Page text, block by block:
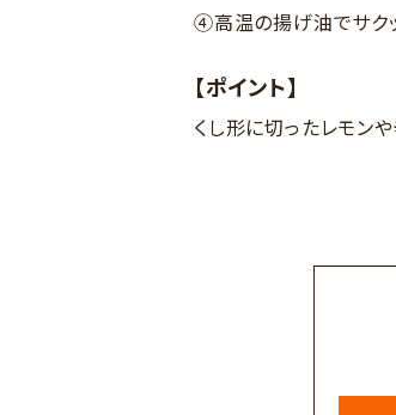
④高温の揚げ油でサク
【ポイント】
くし形に切ったレモン